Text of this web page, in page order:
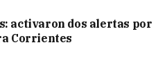
activaron dos alertas por
Corrientes